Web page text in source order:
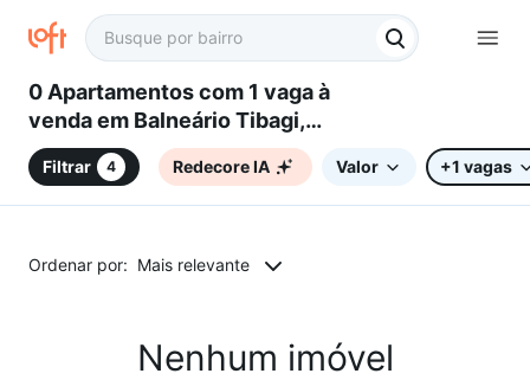
0 Apartamentos com 1 vaga à
venda em Balneário Tibagi,
Ibiporã, PR
Filtrar 4 Redecore IA Valor +1 vagas
Ordenar por: Mais relevante
Nenhum imóvel